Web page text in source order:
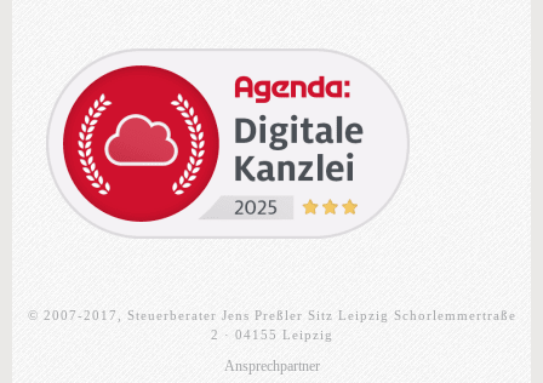
© 2007-2017, Steuerberater Jens Preßler Sitz Leipzig Schorlemmertraße
2 · 04155 Leipzig
Ansprechpartner